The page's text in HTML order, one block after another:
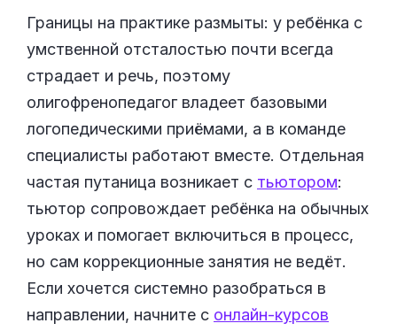
Границы на практике размыты: у ребёнка с
умственной отсталостью почти всегда
страдает и речь, поэтому
олигофренопедагог владеет базовыми
логопедическими приёмами, а в команде
специалисты работают вместе. Отдельная
частая путаница возникает с тьютором:
тьютор сопровождает ребёнка на обычных
уроках и помогает включиться в процесс,
но сам коррекционные занятия не ведёт.
Если хочется системно разобраться в
направлении, начните с онлайн-курсов